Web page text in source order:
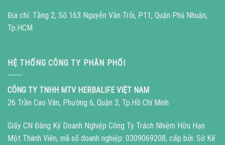
Địa chỉ: Tầng 2, Số 163 Nguyễn Văn Trỗi, P11, Quận Phú Nhuận,
Tp.HCM
HỆ THỐNG CÔNG TY PHÂN PHỐI
CÔNG TY TNHH MTV HERBALIFE VIỆT NAM
26 Trần Cao Vân, Phường 6, Quận 3, Tp.Hồ Chí Minh
Giấy CN Đăng Ký Doanh Nghiệp Công Ty Trách Nhiệm Hữu Hạn
Một Thành Viên, mã số doanh nghiệp: 0309069208, cấp bởi: Sở Kế